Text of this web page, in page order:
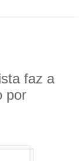
faz a
por